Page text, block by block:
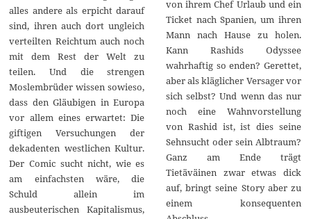
alles andere als erpicht darauf
sind, ihren auch dort ungleich
verteilten Reichtum auch noch
mit dem Rest der Welt zu
teilen. Und die strengen
Moslembrüder wissen sowieso,
dass den Gläubigen in Europa
vor allem eines erwartet: Die
giftigen Versuchungen der
dekadenten westlichen Kultur.
Der Comic sucht nicht, wie es
am einfachsten wäre, die
Schuld allein im
ausbeuterischen Kapitalismus,
von ihrem Chef Urlaub und ein
Ticket nach Spanien, um ihren
Mann nach Hause zu holen.
Kann Rashids Odyssee
wahrhaftig so enden? Gerettet,
aber als kläglicher Versager vor
sich selbst? Und wenn das nur
noch eine Wahnvorstellung
von Rashid ist, ist dies seine
Sehnsucht oder sein Albtraum?
Ganz am Ende trägt
Tietäväinen zwar etwas dick
auf, bringt seine Story aber zu
einem konsequenten